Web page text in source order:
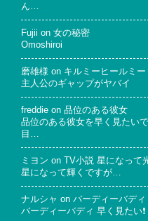
ん…
Fujii on 女の秘密
Omoshiroi
磨雄様 on キルミーヒールミー
主人公のギャップがヤバイ
freddie on 品位のある彼女
品位のある彼女を早く見たい
目…
ミヨン on TV小説 星になって
星になって輝くですが…
ナルシャ on バーディーバディ
バーディーバディ 早く見たい❗